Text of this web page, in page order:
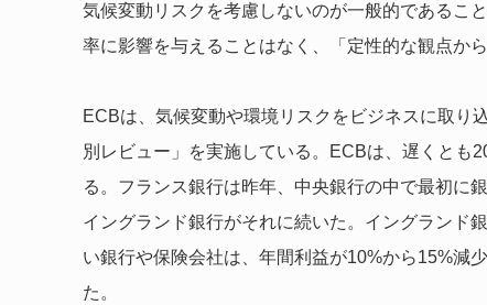
気候変動リスクを考慮しないのが一般的であるこ
率に影響を与えることはなく、「定性的な観点か
ECBは、気候変動や環境リスクをビジネスに取り
別レビュー」を実施している。ECBは、遅くとも
る。フランス銀行は昨年、中央銀行の中で最初に
イングランド銀行がそれに続いた。イングランド
い銀行や保険会社は、年間利益が10%から15%減
た。